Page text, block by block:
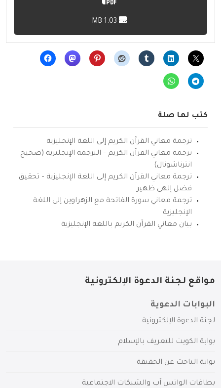
كتب لها صلة
ترجمة معاني القرآن الكريم إلى اللغة الإنجليزية
ترجمة معاني القرآن الكريم – الترجمة الإنجليزية (صحيح
انترناشونال)
ترجمة معاني القرآن الكريم إلى اللغة الإنجليزية – تحقيق
فضل إلهي ظهير
ترجمة معاني سورة الفاتحة مع الزهراوين إلى اللغة
الإنجليزية
بيان معاني القرآن الكريم باللغة الإنجليزية
مواقع لجنة الدعوة الإلكترونية
البوابات الدعوية
لجنة الدعوة الإلكترونية
بوابة الكويت للتعريف بالإسلام
بوابة الباحث عن الحقيقة
بطاقات الواتس آب والشبكات الاجتماعية